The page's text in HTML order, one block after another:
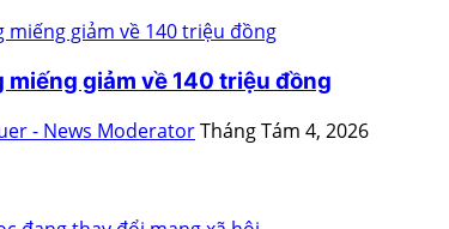
miếng giảm về 140 triệu đồng
- News ModeratorTháng Tám 4, 2026